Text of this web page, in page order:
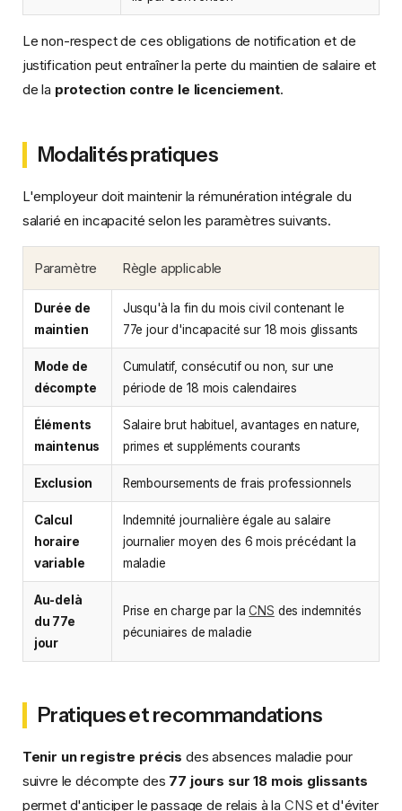
Le non-respect de ces obligations de notification et de
justification peut entraîner la perte du maintien de salaire et
de la protection contre le licenciement.
Modalités pratiques
L'employeur doit maintenir la rémunération intégrale du
salarié en incapacité selon les paramètres suivants.
Paramètre Règle applicable
Durée de
maintien
Jusqu'à la fin du mois civil contenant le
77e jour d'incapacité sur 18 mois glissants
Mode de
décompte
Cumulatif, consécutif ou non, sur une
période de 18 mois calendaires
Éléments
maintenus
Salaire brut habituel, avantages en nature,
primes et suppléments courants
Exclusion Remboursements de frais professionnels
Calcul
horaire
variable
Indemnité journalière égale au salaire
journalier moyen des 6 mois précédant la
maladie
Au-delà
du 77e
jour
Prise en charge par laCNS des indemnités
pécuniaires de maladie
Pratiques et recommandations
Tenir un registre précis des absences maladie pour
suivre le décompte des 77 jours sur 18 mois glissants
permet d'anticiper le passage de relais à la CNS et d'éviter